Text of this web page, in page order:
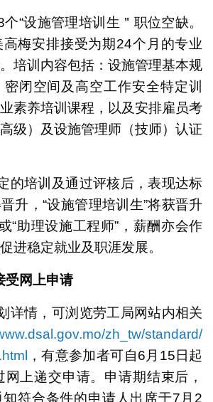
“设施管理培训生＂职位空缺。
梅安排接受为期24个月的专业
培训内容包括：设施管理基本规
闭空间及高空工作安全特定训
素养培训课程，以及安排雇员考
级）及设施管理师（技师）认证
的培训及通过评核后，表现达标
升，“设施管理培训生”将获晋升
“助理设施工程师”，薪酬亦会作
进稳定就业及职涯发展。
受网上申请
详情，可浏览劳工局网站内相关
zh_tw/standard/
，有意参加者可自6月15日起
上递交申请。申请期结束后，
符合条件的申请人出席于7月2